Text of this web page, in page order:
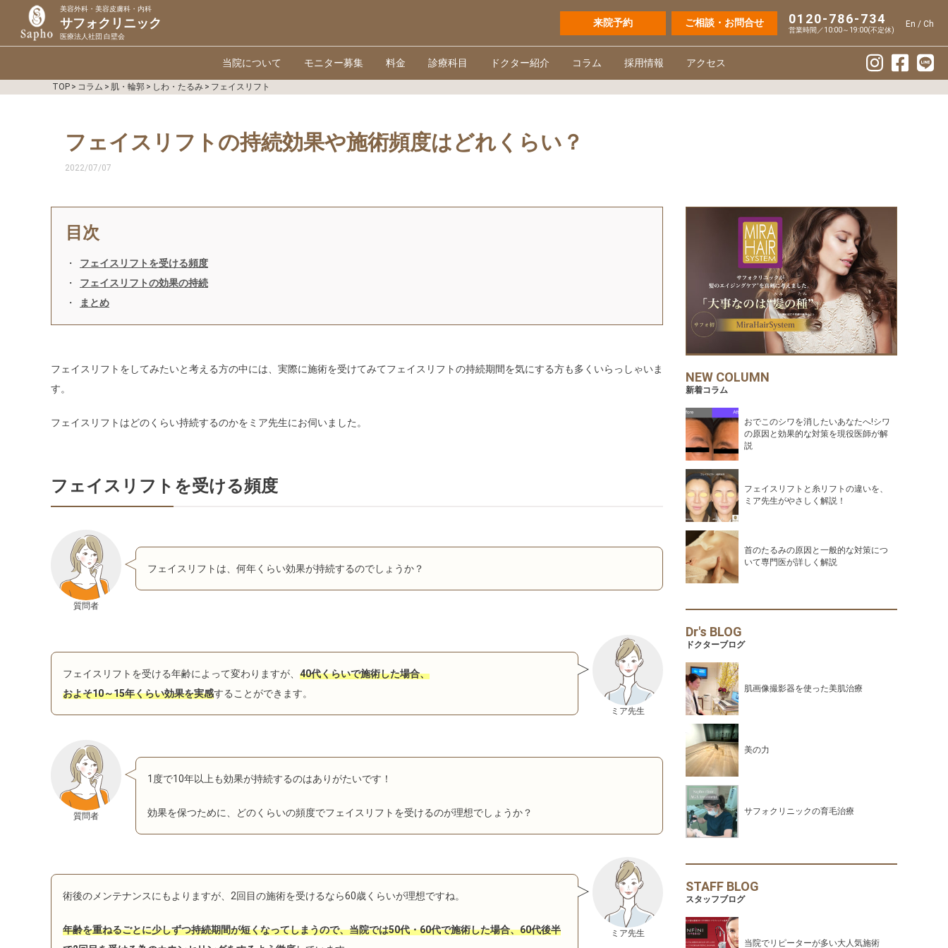
美容外科・美容皮膚科・内科
サフォクリニック
医療法人社団 白壁会
来院予約 ご相談・お問合せ 0120-786-734
営業時間／10:00～19:00(不定休)
En / Ch
当院について モニター募集 料金 診療科目 ドクター紹介 コラム 採用情報 アクセス
TOP > コラム > 肌・輪郭 > しわ・たるみ > フェイスリフト
フェイスリフトの持続効果や施術頻度はどれくらい？
2022/07/07
目次
フェイスリフトを受ける頻度
フェイスリフトの効果の持続
まとめ
フェイスリフトをしてみたいと考える方の中には、実際に施術を受けてみてフェイスリフトの持続期間を気にする方も多くいらっしゃいま
す。
フェイスリフトはどのくらい持続するのかをミア先生にお伺いました。
フェイスリフトを受ける頻度
質問者
フェイスリフトは、何年くらい効果が持続するのでしょうか？
ミア先生
フェイスリフトを受ける年齢によって変わりますが、 40代くらいで施術した場合、
およそ10～15年くらい効果を実感することができます。
質問者
1度で10年以上も効果が持続するのはありがたいです！
効果を保つために、どのくらいの頻度でフェイスリフトを受けるのが理想でしょうか？
ミア先生
術後のメンテナンスにもよりますが、2回目の施術を受けるなら60歳くらいが理想ですね。
年齢を重ねるごとに少しずつ持続期間が短くなってしまうので、当院では50代・60代で施術した場合、60代後半
NEW COLUMN
新着コラム
おでこのシワを消したいあなたへ!シワ
の原因と効果的な対策を現役医師が解
説
フェイスリフトと糸リフトの違いを、
ミア先生がやさしく解説！
首のたるみの原因と一般的な対策につ
いて専門医が詳しく解説
Dr's BLOG
ドクターブログ
肌画像撮影器を使った美肌治療
美の力
サフォクリニックの育毛治療
STAFF BLOG
スタッフブログ
当院でリピーターが多い大人気施術